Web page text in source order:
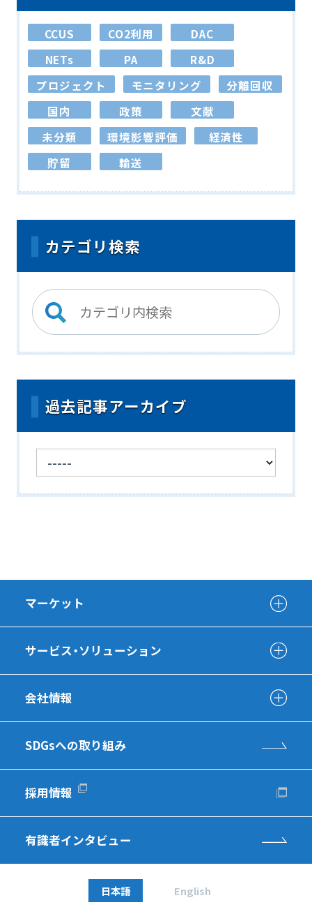
CCUS CO2利用
DAC
NETs
PA
R&D
プロジェクト
モニタリング
分離回収
国内
政策
文献
未分類
環境影響評価
経済性
貯留
輸送
カテゴリ検索
過去記事アーカイブ
マーケット
サービス・ソリューション
会社情報
SDGsへの取り組み
採用情報
有識者インタビュー
日本語 English